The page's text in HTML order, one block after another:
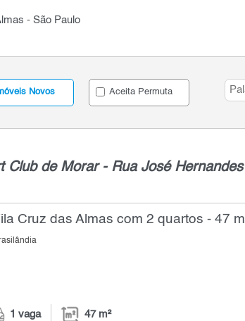
- São Paulo
Novos Aceita Permuta
Club de Morar - Rua José
Cruz das Almas com 2 quartos - 47
1 vaga 47 m²